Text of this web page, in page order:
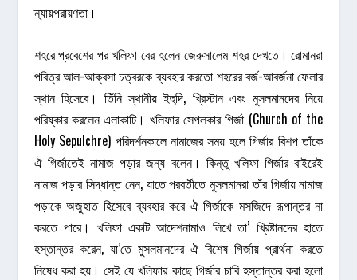
ন্যায়পরায়ণতা।
শহরে প্রবেশের পর খলিফা বের হলেন জেরুসালেম শহর দেখতে। রোমানরা
পবিত্র আল-আক্বসা চত্বরকে ব্যবহার করতো শহরের বর্জ-আবর্জনা ফেলার
স্থান হিসেবে। তিঁনি স্থানীয় ইহুদি, খ্রিস্টান এবং মুসলমানদের নিয়ে
পরিষ্কার করলেন এলাকাটি। খলিফার সেপলকার গির্জা (Church of the
Holy Sepulchre) পরিদর্শনকালে নামাজের সময় হলে গির্জার বিশপ তাঁকে
ঐ গির্জাতেই নামাজ পড়ার জন্য বলেন। কিন্তু খলিফা গির্জার বাইরেই
নামাজ পড়ার সিদ্ধান্ত নেন, যাতে পরবর্তীতে মুসলমানরা তাঁর গির্জায় নামাজ
পড়াকে অজুহাত হিসেবে ব্যবহার করে ঐ গির্জাকে মসজিদে রূপান্তর না
করতে পারে। খলিফা একটি আদেশনামাও লিখে তা’ খ্রিষ্টানদের হাতে
হস্তান্তর করেন, যা’তে মুসলমানদের ঐ বিশেষ গির্জায় প্রার্থনা করতে
নিষেধ করা হয়। সেই যে খলিফার কাছে গির্জার চাবি হস্তান্তর করা হলো